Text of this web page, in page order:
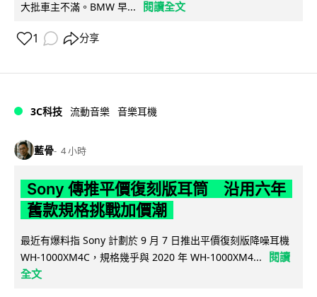
大批車主不滿。BMW 早... 閱讀全文
1 分享
3C科技 流動音樂 音樂耳機
藍骨 4 小時
Sony 傳推平價復刻版耳筒 沿用六年
舊款規格挑戰加價潮
最近有爆料指 Sony 計劃於 9 月 7 日推出平價復刻版降噪耳機
WH-1000XM4C，規格幾乎與 2020 年 WH-1000XM4...
閱讀
全文